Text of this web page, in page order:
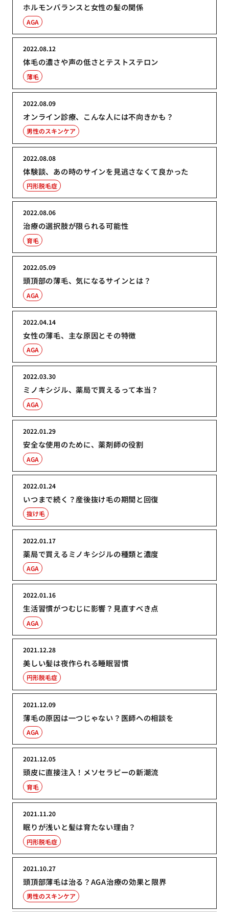
ホルモンバランスと女性の髪の関係
AGA
体毛の濃さや声の低さとテストステロン
2022.08.12
薄毛
オンライン診療、こんな人には不向きかも？
2022.08.09
男性のスキンケア
体験談、あの時のサインを見逃さなくて良かった
2022.08.08
円形脱毛症
治療の選択肢が限られる可能性
2022.08.06
育毛
頭頂部の薄毛、気になるサインとは？
2022.05.09
AGA
女性の薄毛、主な原因とその特徴
2022.04.14
AGA
ミノキシジル、薬局で買えるって本当？
2022.03.30
AGA
安全な使用のために、薬剤師の役割
2022.01.29
AGA
いつまで続く？産後抜け毛の期間と回復
2022.01.24
抜け毛
薬局で買えるミノキシジルの種類と濃度
2022.01.17
AGA
生活習慣がつむじに影響？見直すべき点
2022.01.16
AGA
美しい髪は夜作られる睡眠習慣
2021.12.28
円形脱毛症
薄毛の原因は一つじゃない？医師への相談を
2021.12.09
AGA
頭皮に直接注入！メソセラピーの新潮流
2021.12.05
育毛
眠りが浅いと髪は育たない理由？
2021.11.20
円形脱毛症
頭頂部薄毛は治る？AGA治療の効果と限界
2021.10.27
男性のスキンケア